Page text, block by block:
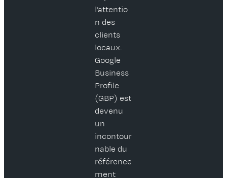
l’attentio
n des
clients
locaux.
Google
Business
Profile
(GBP) est
devenu
un
incontour
nable du
référence
ment